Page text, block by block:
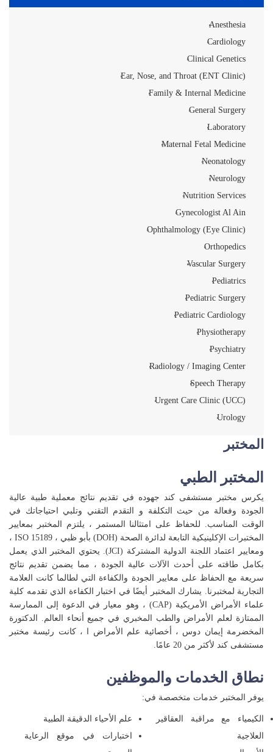
Anesthesia
Cardiology
Clinical Genetics
Ear, Nose, and Throat (ENT Clinic)
Family & Internal Medicine
General Surgery
Laboratory
Maternal Fetal Medicine
Neonatology
Neurology
Nutrition Services
Gynecologist Al Ain
Ophthalmology (Eye Clinic)
Orthopedics
Vascular Surgery
Pediatrics
Pediatric Surgery
Pediatric Cardiology
Physiotherapy
Psychiatry
Radiology / Imaging Center
Speech Therapy
Urgent Care Clinic (UCC)
Urology
المختبر
المختبر الطبي
يكرس مختبر مستشفى كند جهوده في تقديم نتائج معملية طبية عالية
الجودة وفعالة من حيث التكلفة و التقدم التقني وتلبي احتياجاتك في
الوقت المناسب. للحفاظ على امتثالنا المستمر ، يلتزم المختبر بمعايير
المختبرات الإكلينيكية التابعة لدائرة الصحة (DOH) بأبو ظبي ، ISO 15189 ،
ومعايير اعتماد اللجنة الدولية المشتركة (JCI). يحتوي المختبر الذي يعمل
بكامل طاقته على أحدث الآلات عالية الجودة ، مما يضمن تقديم نتائج
سريعة مع الحفاظ على معايير الجودة والكفاءة التي لطالما كانت العلامة
التجارية لمختبرنا. يشارك المختبر أيضًا في اختبار الكفاءة الذي تقدمه كلية
علماء الأمراض الأمريكية (CAP) ، وهو معيار في الدعوة إلى الممارسة
الممتازة لعلم الأمراض والطب المخبري في جميع أنحاء العالم. الدكتورة
المخضرمة إيمان دوس ، أخصائية علم الأمراض ا ، كانت رئيسة مختبر
مستشفى كند لأكثر من 20 عامًا.
نطاق الخدمات والموظفين
يوفر المختبر خدمات متخصصة في:
الكيمياء مع مراقبة العقاقير
العلاجية
علم الأحياء الدقيقة الطبية
اختبارات في موقع الرعاية